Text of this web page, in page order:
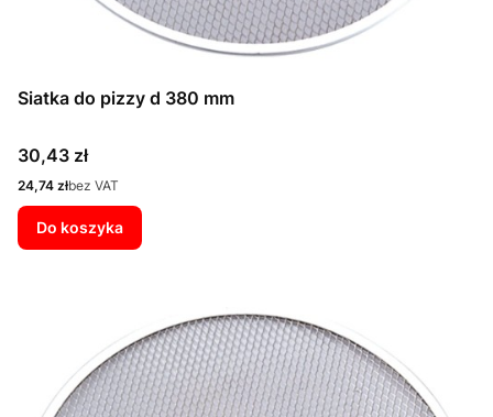
Siatka do pizzy d 380 mm
Cena
30,43 zł
Cena
24,74 złbez VAT
Do koszyka